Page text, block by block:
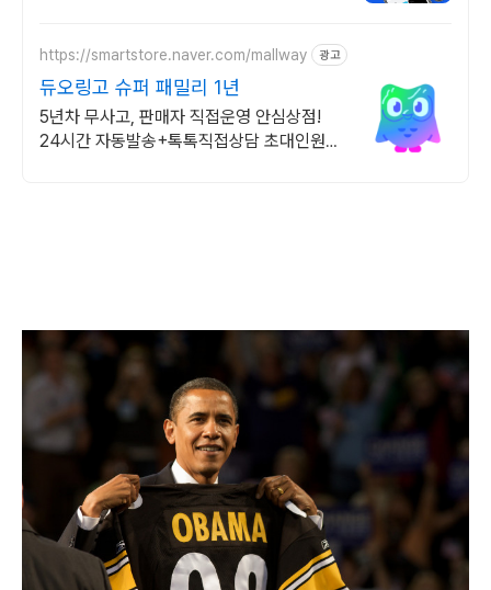
https://smartstore.naver.com/mallway 광고
듀오링고 슈퍼 패밀리 1년
5년차 무사고, 판매자 직접운영 안심상점!
24시간 자동발송+톡톡직접상담 초대인원